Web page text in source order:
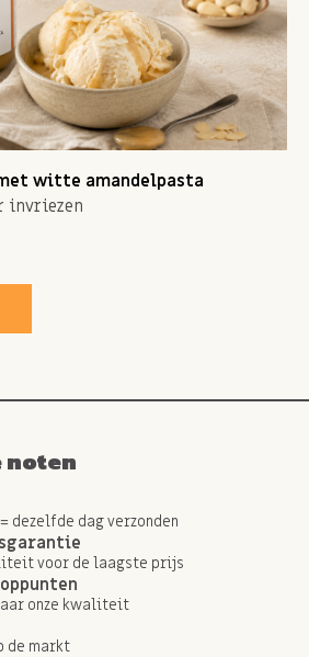
witte amandelpasta
invriezen
noten
dezelfde dag verzonden
voor de laagste prijs
onze kwaliteit
de markt